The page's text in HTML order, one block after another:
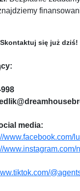
się już dziś!
media:
www.facebook.com/
www.instagram.com/